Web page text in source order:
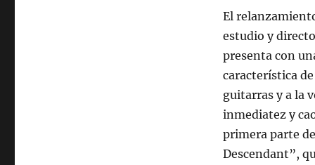
El
estudio y
presenta con
característica
guitarras y a la
inmediatez y
primera parte
Descendant”,